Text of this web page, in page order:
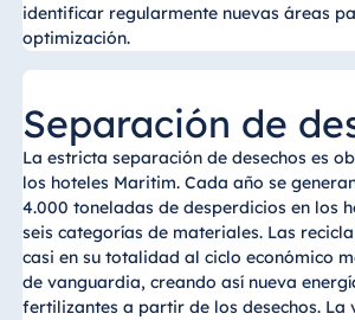
identificar regularmente nuevas áreas
optimización.
Separación de
La estricta separación de desechos es
los hoteles Maritim. Cada año se
4.000 toneladas de desperdicios en los
seis categorías de materiales. Las
casi en su totalidad al ciclo económico
de vanguardia, creando así nueva
fertilizantes a partir de los desechos.